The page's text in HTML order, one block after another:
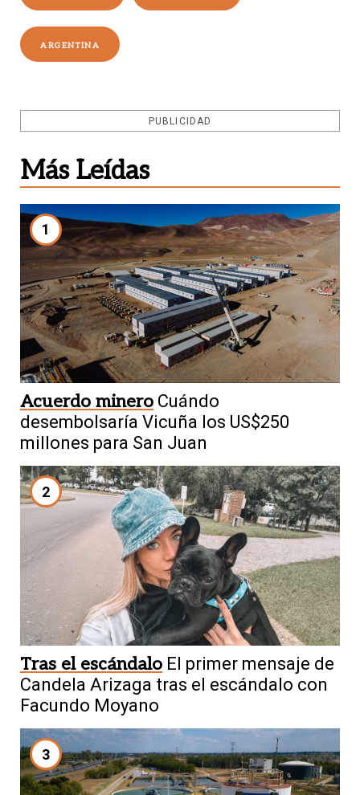
ARGENTINA
PUBLICIDAD
Más Leídas
1
Acuerdo minero Cuándo
desembolsaría Vicuña los US$250
millones para San Juan
2
Tras el escándalo El primer mensaje de
Candela Arizaga tras el escándalo con
Facundo Moyano
3